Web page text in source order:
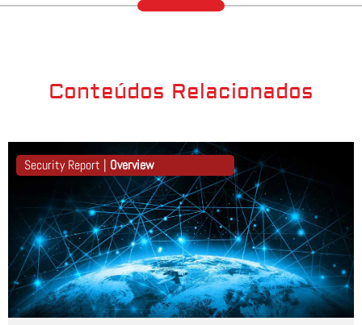
Conteúdos Relacionados
Security Report | Overview